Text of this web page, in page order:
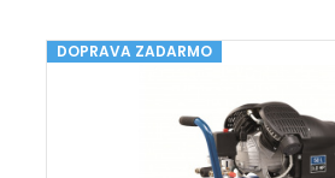
PRIDAŤ DO KOŠÍKA
DOPRAVA ZADARMO